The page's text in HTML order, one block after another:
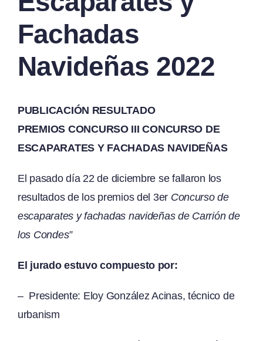
Fachadas
Navideñas 2022
PUBLICACIÓN RESULTADO
PREMIOS CONCURSO III CONCURSO DE
ESCAPARATES Y FACHADAS NAVIDEÑAS
El pasado día 22 de diciembre se fallaron los
resultados de los premios del 3er Concurso de
escaparates y fachadas navideñas de Carrión de
los Condes”
El jurado estuvo compuesto por:
– Presidente: Eloy González Acinas, técnico de
urbanism